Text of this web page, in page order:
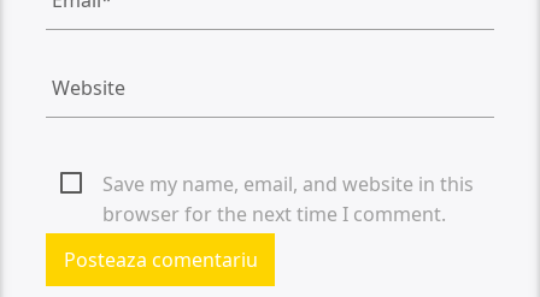
Save my name, email, and website in this
browser for the next time I comment.